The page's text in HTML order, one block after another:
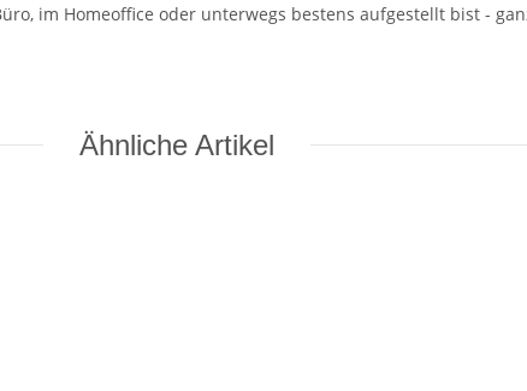
im Homeoffice oder unterwegs bestens aufgestellt bist -
Ähnliche Artikel